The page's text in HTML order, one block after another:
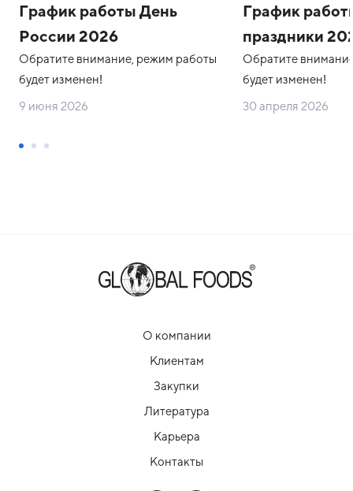
График работы День
России 2026
Обратите внимание, режим работы
будет изменен!
9 июня 2026
График
праздники
Обратите
будет изменен!
30 апреля 2026
О компании
Клиентам
Закупки
Литература
Карьера
Контакты